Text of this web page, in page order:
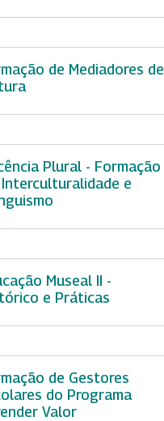
de Mediadores de
Plural - Formação
Interculturalidade e
Museal II -
e Práticas
de Gestores
do Programa
Valor